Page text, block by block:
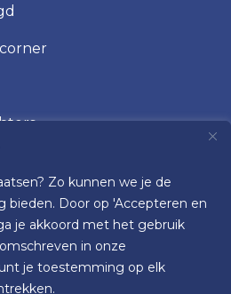
Zo kunnen we je de
bieden. Door op 'Accepteren en
je akkoord met het gebruik
in onze
je toestemming op elk